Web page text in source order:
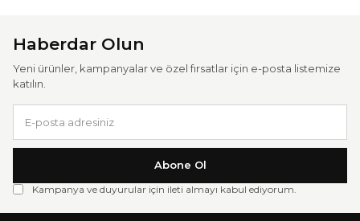
Haberdar Olun
Yeni ürünler, kampanyalar ve özel fırsatlar için e-posta listemize
katılın.
Abone Ol
Kampanya ve duyurular için ileti almayı kabul ediyorum.